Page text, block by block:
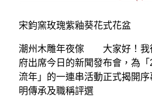
宋鈞窯玫瑰紫釉葵花式花盆
潮州木雕年夜傢 大家好！我
府出席今日的新聞發布會，為
流年」的一連串活動正式揭開
明傳承及職稱評選